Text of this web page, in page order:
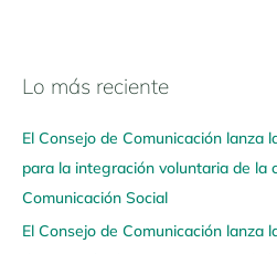
Lo más reciente
El Consejo de Comunicación lanza
para la integración voluntaria de la
Comunicación Social
El Consejo de Comunicación lanza
N
v
e
g
a